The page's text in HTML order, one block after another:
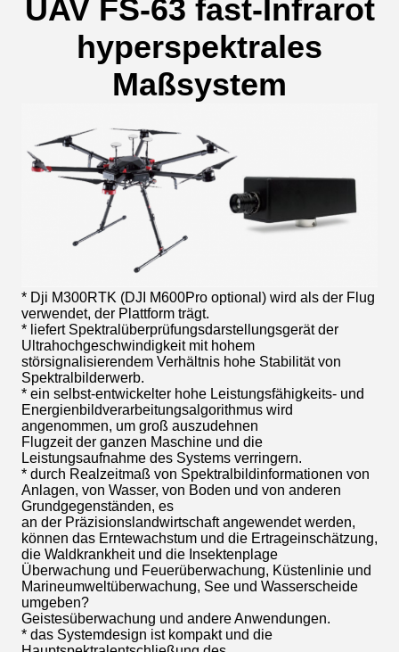
UAV FS-63 fast-Infrarot
hyperspektrales
Maßsystem
* Dji M300RTK (DJI M600Pro optional) wird als der Flug
verwendet, der Plattform trägt.
* liefert Spektralüberprüfungsdarstellungsgerät der
Ultrahochgeschwindigkeit mit hohem
störsignalisierendem Verhältnis hohe Stabilität von
Spektralbilderwerb.
* ein selbst-entwickelter hohe Leistungsfähigkeits- und
Energienbildverarbeitungsalgorithmus wird
angenommen, um groß auszudehnen
Flugzeit der ganzen Maschine und die
Leistungsaufnahme des Systems verringern.
* durch Realzeitmaß von Spektralbildinformationen von
Anlagen, von Wasser, von Boden und von anderen
Grundgegenständen, es
an der Präzisionslandwirtschaft angewendet werden,
können das Erntewachstum und die Ertrageinschätzung,
die Waldkrankheit und die Insektenplage
Überwachung und Feuerüberwachung, Küstenlinie und
Marineumweltüberwachung, See und Wasserscheide
umgeben?
Geistesüberwachung und andere Anwendungen.
* das Systemdesign ist kompakt und die